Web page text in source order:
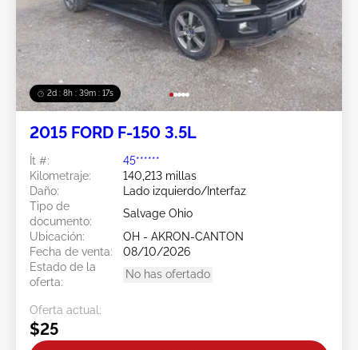
2d : 8h : 39m : 15s
2015 FORD F-150 3.5L
Ít #:
45******
Kilometraje:
140,213 millas
Daño:
Lado izquierdo/Interfaz
Tipo de
documento:
Salvage Ohio
Ubicación:
OH - AKRON-CANTON
Fecha de venta:
08/10/2026
Estado de la
oferta:
No has ofertado
Oferta actual:
$25